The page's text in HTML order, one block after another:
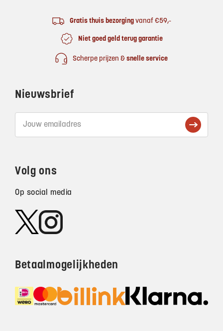
Gratis thuis bezorgingvanaf €59,-
Niet goed geld terug garantie
Scherpe prijzen & snelle service
Nieuwsbrief
Volg ons
Op social media
Betaalmogelijkheden